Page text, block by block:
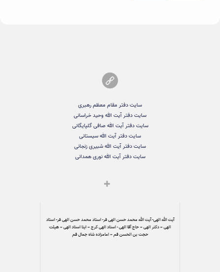
سایت دفتر مقام معظم رهبری
سایت دفتر آیت الله وحید خراسانی
سایت دفتر آیت الله صافی گلپایگانی
سایت دفتر آیت الله سیستانی
سایت دفتر آیت الله شبیری زنجانی
سایت دفتر آیت الله نوری همدانی
آیت الله الهی- آیت الله محمد حسن الهی فر- استاد محمد حسن الهی فر- استاد
الهی – دکتر الهی – حاج آقا الهی - استاد الهی کرج – ایتا استاد الهی – هیئت
حجت بن الحسن قم – امامزاده شاه جمال قم